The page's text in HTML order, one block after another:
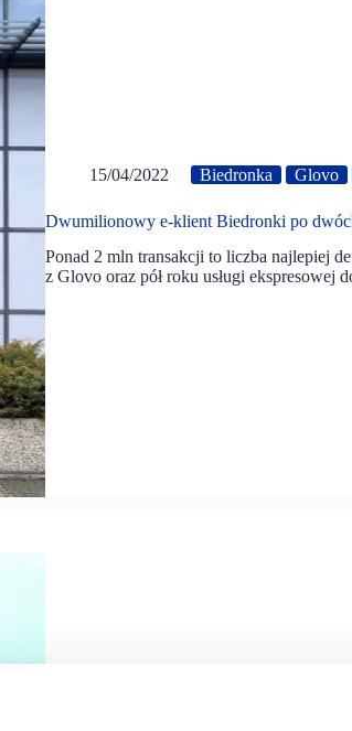
15/04/2022 Biedronka Glovo
Dwumilionowy e-klient Biedronki po
Ponad 2 mln transakcji to liczba najlepiej
z Glovo oraz pół roku usługi